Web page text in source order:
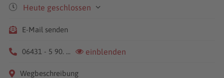
Heute geschlossen
13:00-18:00
E-Mail senden
06431 - 5 90. ... einblenden
Wegbeschreibung